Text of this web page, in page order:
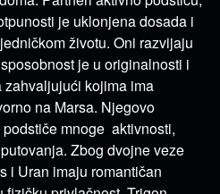
je uklonjena dosada i
životu. Oni razvijaju
je u originalnosti i
kojima ima
na Marsa. Njegovo
mnoge aktivnosti,
Zbog dvojne veze
i Uran imaju romantičan